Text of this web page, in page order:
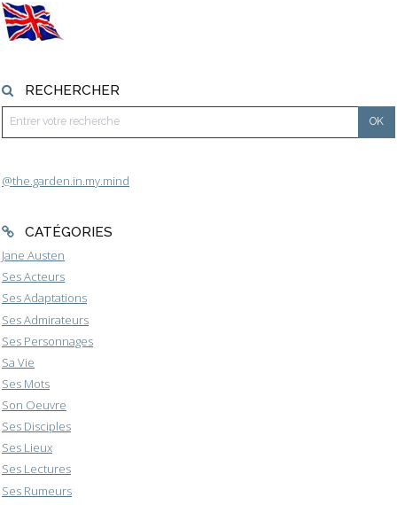
RECHERCHER
@the.garden.in.my.mind
CATÉGORIES
Jane Austen
Ses Acteurs
Ses Adaptations
Ses Admirateurs
Ses Personnages
Sa Vie
Ses Mots
Son Oeuvre
Ses Disciples
Ses Lieux
Ses Lectures
Ses Rumeurs